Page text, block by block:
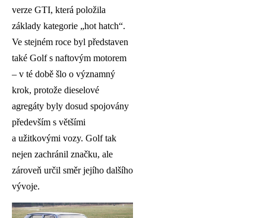
verze GTI, která položila
základy kategorie „hot hatch“.
Ve stejném roce byl představen
také Golf s naftovým motorem
– v té době šlo o významný
krok, protože dieselové
agregáty byly dosud spojovány
především s většími
a užitkovými vozy. Golf tak
nejen zachránil značku, ale
zároveň určil směr jejího dalšího
vývoje.